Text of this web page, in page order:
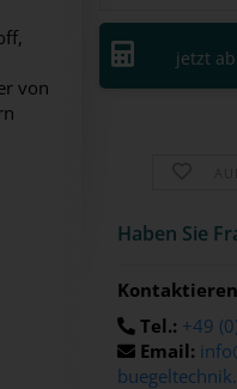
jetzt ab
Haben Sie
Tel.: +49
Email:
von